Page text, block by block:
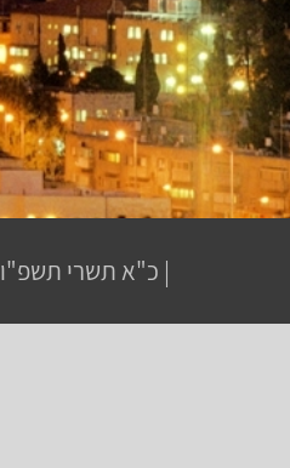
| כ"א תשרי תשפ"ו